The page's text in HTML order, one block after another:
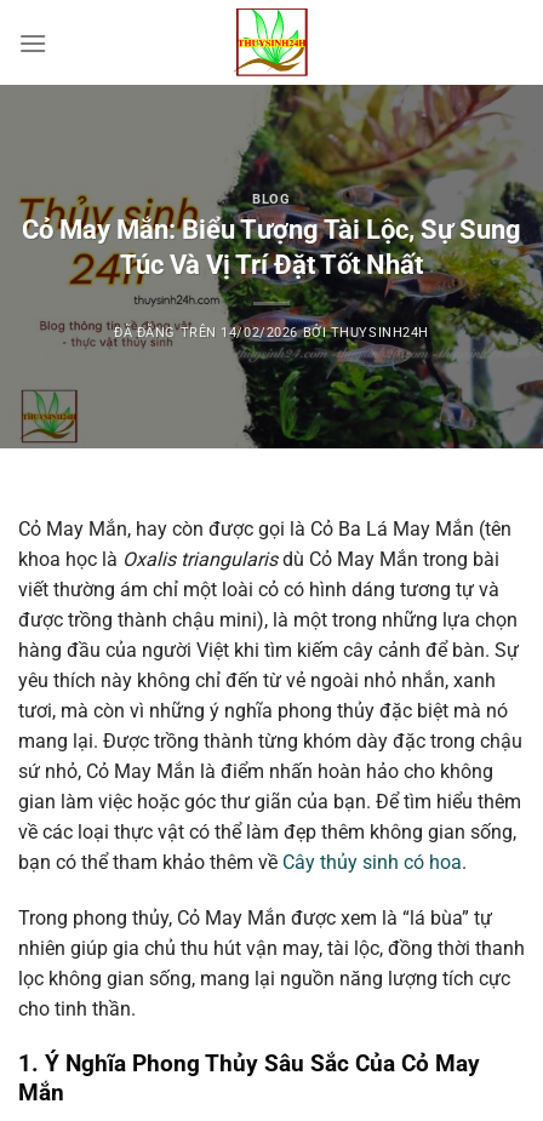
đến
BLOG
Cỏ May Mắn: Biểu Tượng Tài Lộc, Sự Sung
Túc Và Vị Trí Đặt Tốt Nhất
ĐÃ ĐĂNG TRÊN 14/02/2026 BỞITHUYSINH24H
Cỏ May Mắn, hay còn được gọi là Cỏ Ba Lá May Mắn (tên
khoa học là Oxalis triangularisdù Cỏ May Mắn trong bài
viết thường ám chỉ một loài cỏ có hình dáng tương tự và
được trồng thành chậu mini), là một trong những lựa chọn
hàng đầu của người Việt khi tìm kiếm cây cảnh để bàn. Sự
yêu thích này không chỉ đến từ vẻ ngoài nhỏ nhắn, xanh
tươi, mà còn vì những ý nghĩa phong thủy đặc biệt mà nó
mang lại. Được trồng thành từng khóm dày đặc trong chậu
sứ nhỏ, Cỏ May Mắn là điểm nhấn hoàn hảo cho không
gian làm việc hoặc góc thư giãn của bạn. Để tìm hiểu thêm
về các loại thực vật có thể làm đẹp thêm không gian sống,
bạn có thể tham khảo thêm về Cây thủy sinh có hoa.
Trong phong thủy, Cỏ May Mắn được xem là “lá bùa” tự
nhiên giúp gia chủ thu hút vận may, tài lộc, đồng thời thanh
lọc không gian sống, mang lại nguồn năng lượng tích cực
cho tinh thần.
1. Ý Nghĩa Phong Thủy Sâu Sắc Của Cỏ May
Mắn